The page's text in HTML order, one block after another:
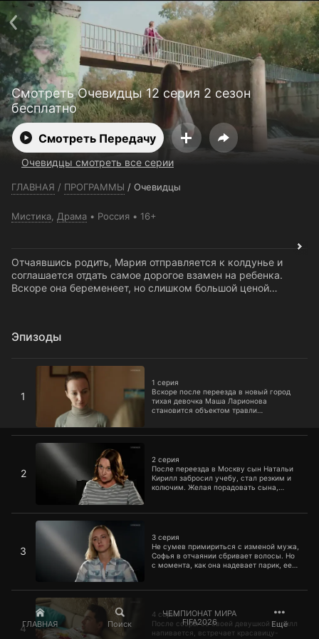
ГЛАВНАЯ Поиск
ЧЕМПИОНАТ МИРА
FIFA2026
Ещё
Смотреть Очевидцы 12 серия 2 сезон
бесплатно
Смотреть Передачу
Очевидцы смотреть все серии
ГЛАВНАЯ / ПРОГРАММЫ / Очевидцы
Мистика Драма Россия 16+
Отчаявшись родить, Мария отправляется к колдунье и
соглашается отдать самое дорогое взамен на ребенка.
Вскоре она беременеет, но слишком большой ценой…
Эпизоды
1
1 серия
Вскоре после переезда в новый город
тихая девочка Маша Ларионова
становится объектом травли
человек, доведенный до отчаяния.
1 серия
2
2 серия
После переезда в Москву сын Натальи
Кирилл забросил учебу, стал резким и
колючим. Желая порадовать сына,
кошмар…
2 серия
3
3 серия
Не сумев примириться с изменой мужа,
Софья в отчаянии сбривает волосы. Но
с момента, как она надевает парик, ее
3 серия
4
4 серия
После ссоры со своей девушкой Кирилл
напивается, встречает красавицу-
4 серия
Телефон поддержки:
Пользовательское соглашение
Политика конфиденциальности
Открыть приложение
Ввести промокод